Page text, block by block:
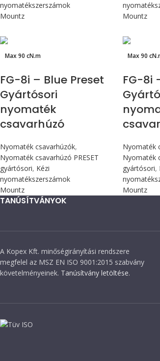
nyomatékszerszámok
Mountz
Mountz
Max 90 cN.m
FG-8i – Blue Preset
Gyártósori
nyomaték
csavarhúzó
Nyomaték csavarhúzók,
Nyomaték csavarhúzó PRESET
gyártósori, Kézi
nyomatékszerszámok
Mountz
Max 90
FG-8i
Nyomaték
Nyomaték
gyártósori,
Mountz
TANÚSÍTVÁNYOK
A Kopex Kft. minőségirányítási rendszere
megfelel az MSZ EN ISO 9001:2015 szabvány
követelményeinek. Tanúsítvány letöltése.